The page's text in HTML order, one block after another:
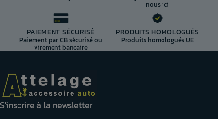
nous ici
PAIEMENT SÉCURISÉ
Paiement par CB sécurisé ou
virement bancaire
PRODUITS HOMOLOGUÉS
Produits homologués UE
S'inscrire à la newsletter